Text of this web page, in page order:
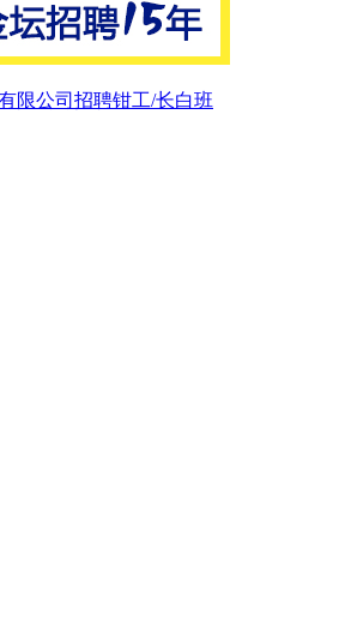
限公司招聘钳工/长白班